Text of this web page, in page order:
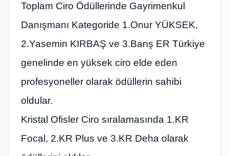
Toplam Ciro Ödüllerinde Gayrimenkul
Danışmanı Kategoride 1.Onur YÜKSEK,
2.Yasemin KIRBAŞ ve 3.Barış ER Türkiye
genelinde en yüksek ciro elde eden
profesyoneller olarak ödüllerin sahibi
oldular.
Kristal Ofisler Ciro sıralamasında 1.KR
Focal, 2.KR Plus ve 3.KR Deha olarak